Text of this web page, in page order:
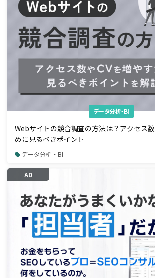
データ分析・BI
Webサイトの競合調査の方法は？アクセス
めに見るべきポイント
データ分析・BI
AD